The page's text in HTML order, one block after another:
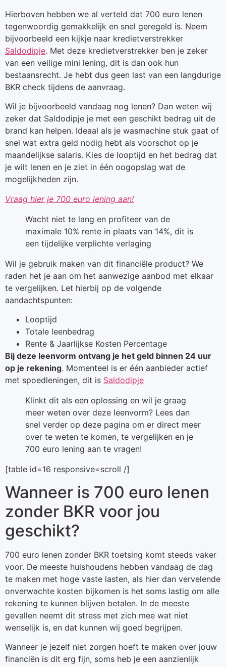
Hierboven hebben we al verteld dat 700 euro lenen
tegenwoordig gemakkelijk en snel geregeld is. Neem
bijvoorbeeld een kijkje naar kredietverstrekker
Saldodipje. Met deze kredietverstrekker ben je zeker
van een veilige mini lening, dit is dan ook hun
bestaansrecht. Je hebt dus geen last van een langdurige
BKR check tijdens de aanvraag.
Wil je bijvoorbeeld vandaag nog lenen? Dan weten wij
zeker dat Saldodipje je met een geschikt bedrag uit de
brand kan helpen. Ideaal als je wasmachine stuk gaat of
snel wat extra geld nodig hebt als voorschot op je
maandelijkse salaris. Kies de looptijd en het bedrag dat
je wilt lenen en je ziet in één oogopslag wat de
mogelijkheden zijn.
Vraag hier je 700 euro lening aan!
Wacht niet te lang en profiteer van de
maximale 10% rente in plaats van 14%, dit is
een tijdelijke verplichte verlaging
Wil je gebruik maken van dit financiële product? We
raden het je aan om het aanwezige aanbod met elkaar
te vergelijken. Let hierbij op de volgende
aandachtspunten:
Looptijd
Totale leenbedrag
Rente & Jaarlijkse Kosten Percentage
Bij deze leenvorm ontvang je het geld binnen 24 uur
op je rekening. Momenteel is er één aanbieder actief
met spoedleningen, dit is Saldodipje
Klinkt dit als een oplossing en wil je graag
meer weten over deze leenvorm? Lees dan
snel verder op deze pagina om er direct meer
over te weten te komen, te vergelijken en je
700 euro lening aan te vragen!
[table id=16 responsive=scroll /]
Wanneer is 700 euro lenen
zonder BKR voor jou
geschikt?
700 euro lenen zonder BKR toetsing komt steeds vaker
voor. De meeste huishoudens hebben vandaag de dag
te maken met hoge vaste lasten, als hier dan vervelende
onverwachte kosten bijkomen is het soms lastig om alle
rekening te kunnen blijven betalen. In de meeste
gevallen neemt dit stress met zich mee wat niet
wenselijk is, en dat kunnen wij goed begrijpen.
Wanneer je jezelf niet zorgen hoeft te maken over jouw
financiën is dit erg fijn, soms heb je een aanzienlijk